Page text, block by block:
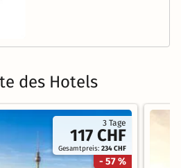
des Hotels
3 Tage
117 CHF
Gesamtpreis:234 CHF
- 57 %